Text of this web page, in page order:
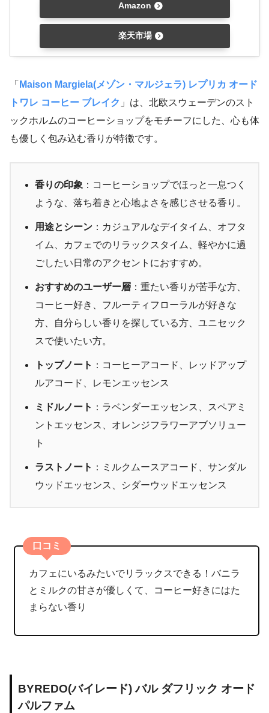
Amazon
楽天市場
「 Maison Margiela(メゾン・マルジェラ) レプリカ オード
トワレ コーヒー ブレイク 」は、北欧スウェーデンのスト
ックホルムのコーヒーショップをモチーフにした、心も体
も優しく包み込む香りが特徴です。
香りの印象 ：コーヒーショップでほっと一息つく
ような、落ち着きと心地よさを感じさせる香り。
用途とシーン ：カジュアルなデイタイム、オフタ
イム、カフェでのリラックスタイム、軽やかに過
ごしたい日常のアクセントにおすすめ。
おすすめのユーザー層 ：重たい香りが苦手な方、
コーヒー好き、フルーティフローラルが好きな
方、自分らしい香りを探している方、ユニセック
スで使いたい方。
トップノート ：コーヒーアコード、レッドアップ
ルアコード、レモンエッセンス
ミドルノート ：ラベンダーエッセンス、スペアミ
ントエッセンス、オレンジフラワーアブソリュー
ト
ラストノート ：ミルクムースアコード、サンダル
ウッドエッセンス、シダーウッドエッセンス
口コミ
カフェにいるみたいでリラックスできる！バニラ
とミルクの甘さが優しくて、コーヒー好きにはた
まらない香り
BYREDO(バイレード) バル ダフリック オード
パルファム